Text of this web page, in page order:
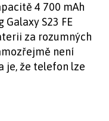
4 700 mAh
S23 FE
za rozumných
není
je, že telefon lze